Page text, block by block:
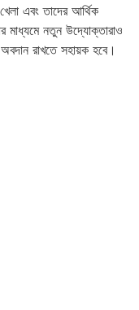
এবং তাদের আর্থিক
মাধ্যমে নতুন উদ্যোক্তারাও
রাখতে সহায়ক হবে।